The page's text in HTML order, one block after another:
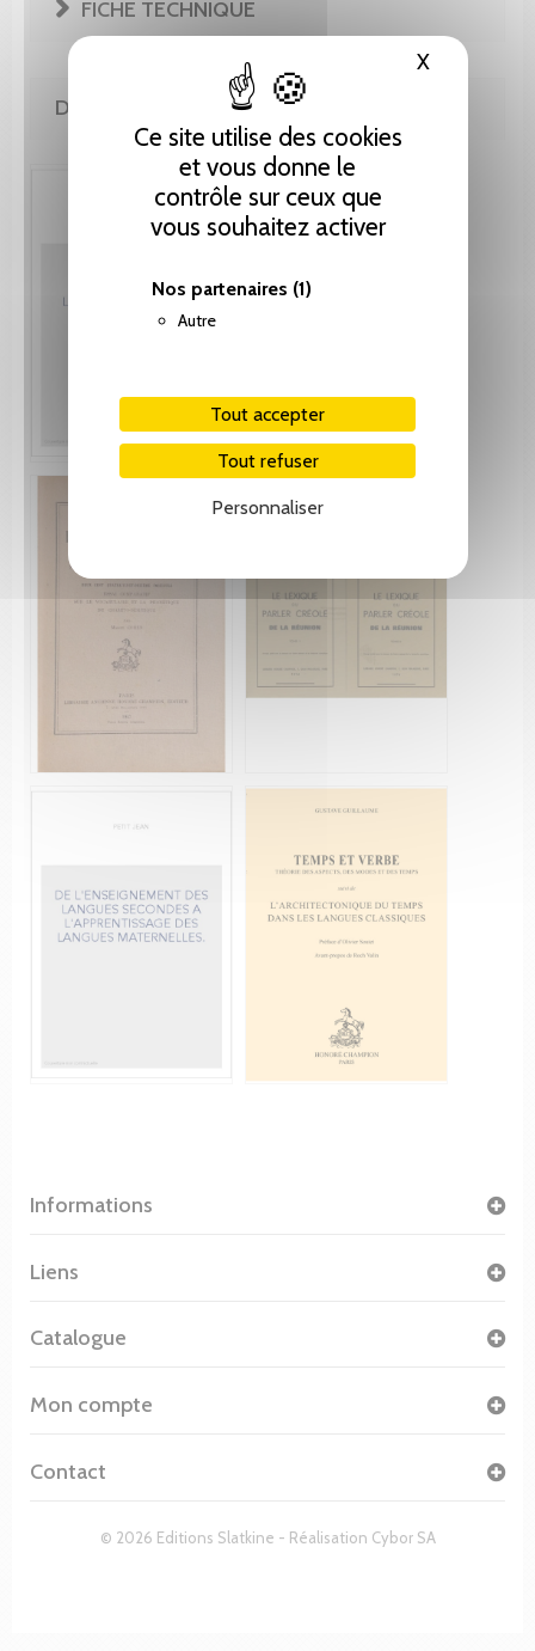
Ce site utilise des cookies
et vous donne le
contrôle sur ceux que
vous souhaitez activer
Nos partenaires (1)
Autre
Tout accepter
Tout refuser
Personnaliser
XMasquer
FICHE TECHNIQUE
DE LA MÊME COLLECTION
Informations
© 2026 Editions Slatkine - Réalisation Cybor SA
Liens
Catalogue
Mon compte
Contact